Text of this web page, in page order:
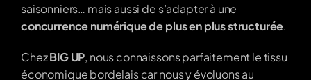
concurrence numérique de plus en plus structurée.
Chez BIG UP, nous connaissons parfaitement le tissu
économique bordelais car nous y évoluons au